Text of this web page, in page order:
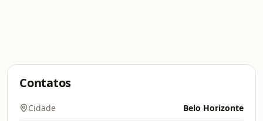
Contatos
Cidade Belo Horizonte